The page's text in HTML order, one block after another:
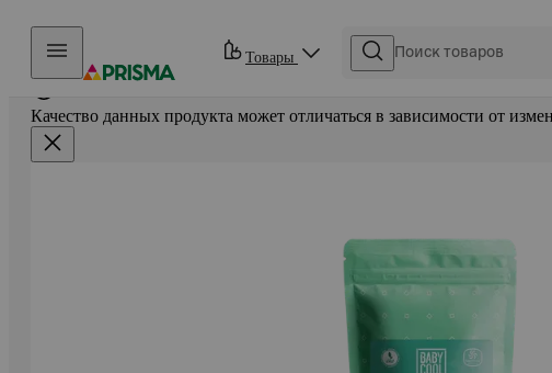
Прыгать в контент
Товары
Качество данных продукта может отличаться в зависимости от